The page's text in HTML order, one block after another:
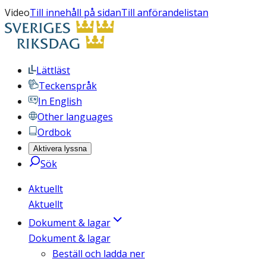
VideoTill innehåll på sidanTill anförandelistan
Lättläst
Teckenspråk
In English
Other languages
Ordbok
Aktivera lyssna
Sök
Aktuellt
Aktuellt
Dokument & lagar
Dokument & lagar
Beställ och ladda ner